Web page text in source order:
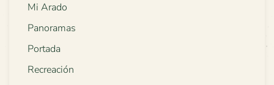
Mi Arado
Panoramas
Portada
Recreación